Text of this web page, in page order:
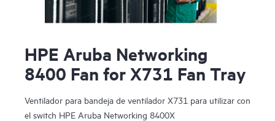
HPE Aruba Networking
8400 Fan for X731 Fan Tray
Ventilador para bandeja de ventilador X731 para utilizar con
el switch HPE Aruba Networking 8400X